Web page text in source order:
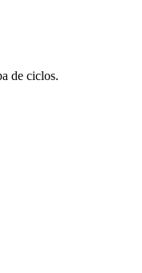
de ciclos.